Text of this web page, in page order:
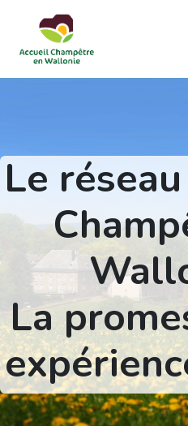
Le
La